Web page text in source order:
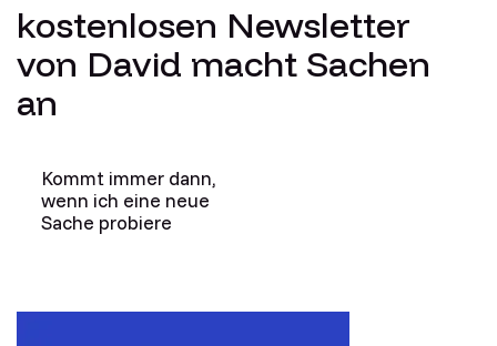
kostenlosen Newsletter
von David macht Sachen
an
Kommt immer dann,
wenn ich eine neue
Sache probiere